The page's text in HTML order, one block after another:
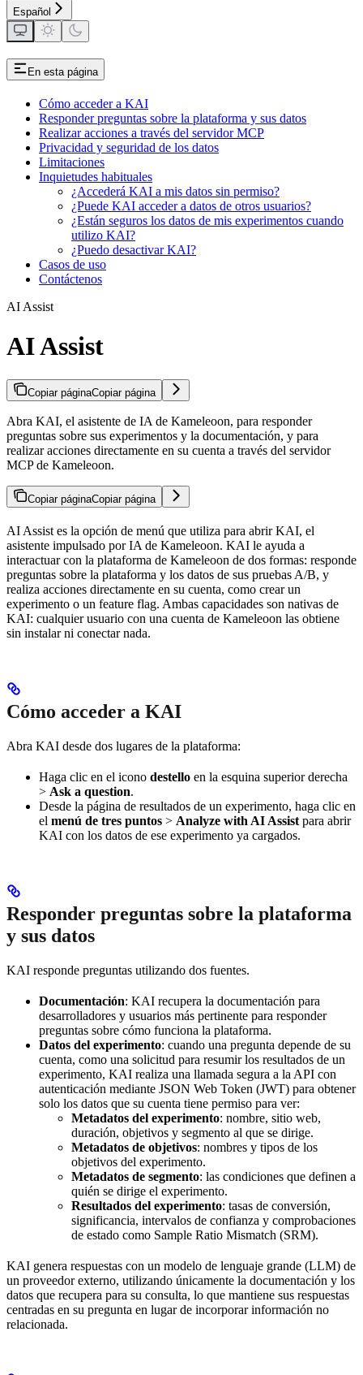
Español
En esta página
Cómo acceder a KAI
Responder preguntas sobre la plataforma y sus datos
Realizar acciones a través del servidor MCP
Privacidad y seguridad de los datos
Limitaciones
Inquietudes habituales
¿Accederá KAI a mis datos sin permiso?
¿Puede KAI acceder a datos de otros usuarios?
¿Están seguros los datos de mis experimentos cuando
utilizo KAI?
¿Puedo desactivar KAI?
Casos de uso
Contáctenos
AI Assist
AI Assist
Copiar páginaCopiar página
Abra KAI, el asistente de IA de Kameleoon, para responder
preguntas sobre sus experimentos y la documentación, y para
realizar acciones directamente en su cuenta a través del servidor
MCP de Kameleoon.
Copiar páginaCopiar página
AI Assist es la opción de menú que utiliza para abrir KAI, el
asistente impulsado por IA de Kameleoon. KAI le ayuda a
interactuar con la plataforma de Kameleoon de dos formas: responde
preguntas sobre la plataforma y los datos de sus pruebas A/B, y
realiza acciones directamente en su cuenta, como crear un
experimento o un feature flag. Ambas capacidades son nativas de
KAI: cualquier usuario con una cuenta de Kameleoon las obtiene
sin instalar ni conectar nada.
Cómo acceder a KAI
Abra KAI desde dos lugares de la plataforma:
Haga clic en el icono destello en la esquina superior derecha
> Ask a question.
Desde la página de resultados de un experimento, haga clic en
el menú de tres puntos > Analyze with AI Assist para abrir
KAI con los datos de ese experimento ya cargados.
Responder preguntas sobre la plataforma
y sus datos
KAI responde preguntas utilizando dos fuentes.
Documentación: KAI recupera la documentación para
desarrolladores y usuarios más pertinente para responder
preguntas sobre cómo funciona la plataforma.
Datos del experimento: cuando una pregunta depende de su
cuenta, como una solicitud para resumir los resultados de un
experimento, KAI realiza una llamada segura a la API con
autenticación mediante JSON Web Token (JWT) para obtener
solo los datos que su cuenta tiene permiso para ver:
Metadatos del experimento: nombre, sitio web,
duración, objetivos y segmento al que se dirige.
Metadatos de objetivos: nombres y tipos de los
objetivos del experimento.
Metadatos de segmento: las condiciones que definen a
quién se dirige el experimento.
Resultados del experimento: tasas de conversión,
significancia, intervalos de confianza y comprobaciones
de estado como Sample Ratio Mismatch (SRM).
KAI genera respuestas con un modelo de lenguaje grande (LLM) de
un proveedor externo, utilizando únicamente la documentación y los
datos que recupera para su consulta, lo que mantiene sus respuestas
centradas en su pregunta en lugar de incorporar información no
relacionada.